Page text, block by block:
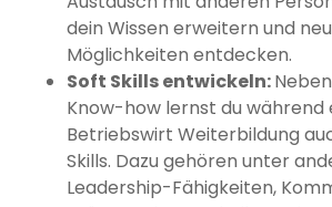
dein Wissen erweitern und
Möglichkeiten entdecken.
Soft Skills entwickeln:
Know-how lernst du während
Betriebswirt Weiterbildung
Skills. Dazu gehören unter
Leadership-Fähigkeiten,